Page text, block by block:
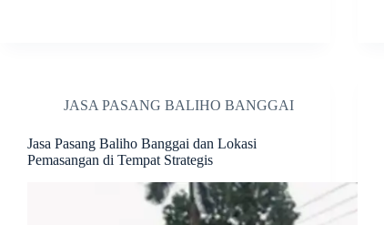
JASA PASANG BALIHO BANGGAI
Jasa Pasang Baliho Banggai dan Lokasi
Pemasangan di Tempat Strategis